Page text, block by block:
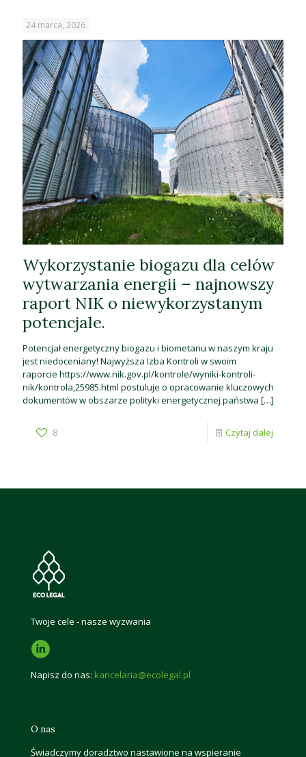
24 marca, 2026
Wykorzystanie biogazu dla celów
wytwarzania energii – najnowszy
raport NIK o niewykorzystanym
potencjale.
Potencjał energetyczny biogazu i biometanu w naszym kraju
jest niedoceniany! Najwyższa Izba Kontroli w swoim
raporcie https://www.nik.gov.pl/kontrole/wyniki-kontroli-
nik/kontrola,25985.html postuluje o opracowanie kluczowych
dokumentów w obszarze polityki energetycznej państwa […]
8 Czytaj dalej
Twoje cele - nasze wyzwania
Napisz do nas: kancelaria@ecolegal.pl
O nas
Świadczymy doradztwo nastawione na wspieranie